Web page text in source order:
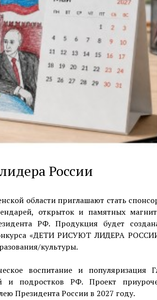
России
области приглашают стать
открыток и памятных
РФ. Продукция будет
«ДЕТИ РИСУЮТ ЛИДЕРА
культуры.
воспитание и популяризация
и подростков РФ. Проект
Президента России в 2027 году.